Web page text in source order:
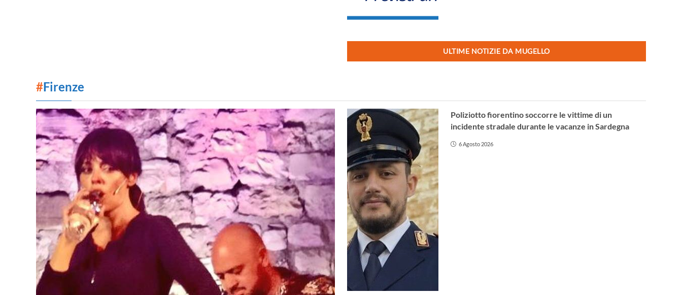
ULTIME NOTIZIE DA MUGELLO
#Firenze
Poliziotto fiorentino soccorre le vittime di un
incidente stradale durante le vacanze in Sardegna
6 Agosto 2026